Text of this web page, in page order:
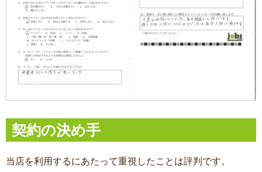
契約の決め手
当店を利用するにあたって重視したことは評判です。